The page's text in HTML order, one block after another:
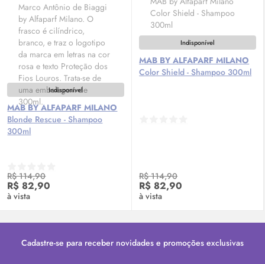
Indisponível
MAB BY ALFAPARF MILANO
Blonde Rescue - Shampoo
300ml
R$ 114,90
R$ 82,90
à vista
Indisponível
MAB BY ALFAPARF MILANO
Color Shield - Shampoo 300ml
R$ 114,90
R$ 82,90
à vista
Cadastre-se para receber novidades e promoções exclusivas